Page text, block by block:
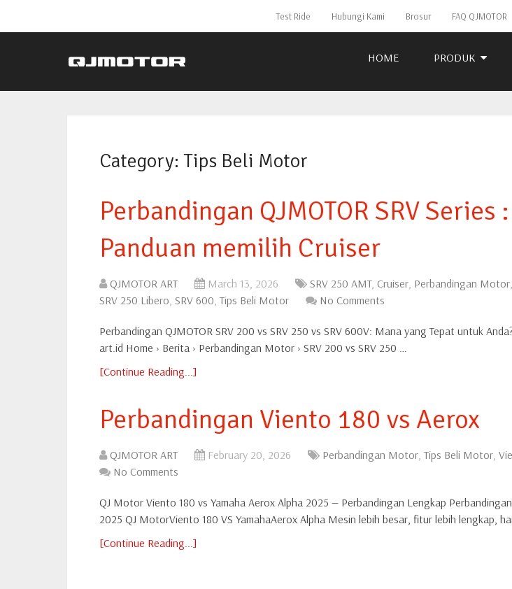
Test Ride Hubungi Kami Brosur FAQ QJMOTOR
HOME PRODUK
Category: Tips Beli Motor
Perbandingan QJMOTOR SRV Series :
Panduan memilih Cruiser
QJMOTOR ART March 13, 2026 SRV 250 AMT, Cruiser, Perbandingan Motor,
SRV 250 Libero, SRV 600, Tips Beli Motor No Comments
Perbandingan QJMOTOR SRV 200 vs SRV 250 vs SRV 600V: Mana yang Tepat untuk
art.id Home › Berita › Perbandingan Motor › SRV 200 vs SRV 250 …
[Continue Reading...]
Perbandingan Viento 180 vs Aerox
QJMOTOR ART February 20, 2026 Perbandingan Motor, Tips Beli Motor,
No Comments
QJ Motor Viento 180 vs Yamaha Aerox Alpha 2025 — Perbandingan Lengkap
2025 QJ MotorViento 180 VS YamahaAerox Alpha Mesin lebih besar, fitur lebih lengkap,
[Continue Reading...]